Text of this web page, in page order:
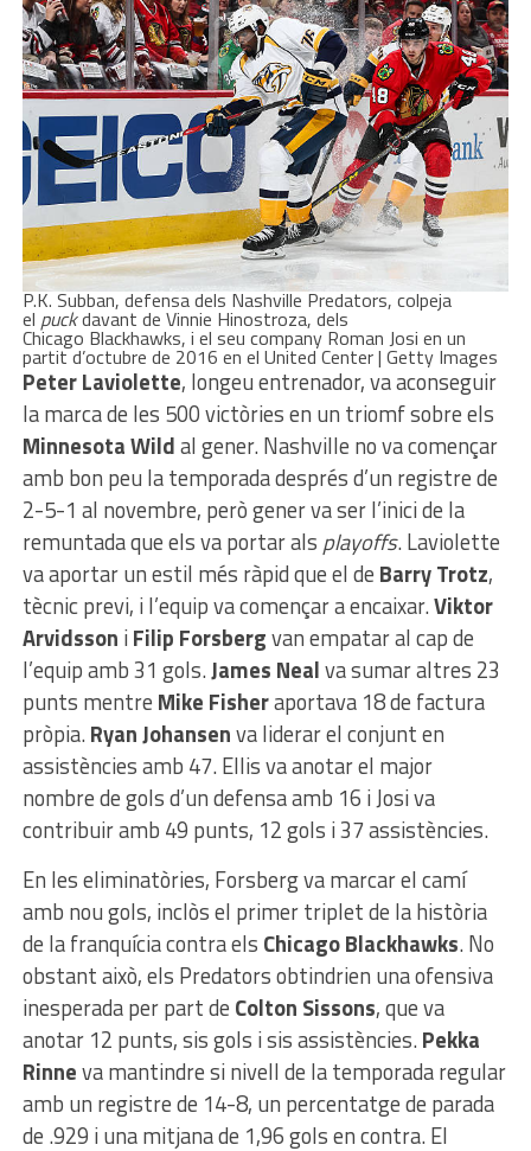
P.K. Subban, defensa dels Nashville Predators, colpeja
el puckdavant de Vinnie Hinostroza, dels
Chicago Blackhawks, i el seu company Roman Josi en un
partit d’octubre de 2016 en el United Center | Getty Images
Peter Laviolette, longeu entrenador, va aconseguir
la marca de les 500 victòries en un triomf sobre els
Minnesota Wildal gener. Nashville no va començar
amb bon peu la temporada després d’un registre de
2-5-1 al novembre, però gener va ser l’inici de la
remuntada que els va portar als playoffs. Laviolette
va aportar un estil més ràpid que el de Barry Trotz,
tècnic previ, i l’equip va començar a encaixar.Viktor
Arvidsson iFilip Forsbergvan empatar al cap de
l’equip amb 31 gols.James Nealva sumar altres 23
punts mentre Mike Fisheraportava 18 de factura
pròpia.Ryan Johansenva liderar el conjunt en
assistències amb 47. Ellis va anotar el major
nombre de gols d’un defensa amb 16 i Josi va
contribuir amb 49 punts, 12 gols i 37 assistències.
En les eliminatòries, Forsberg va marcar el camí
amb nou gols, inclòs el primer triplet de la història
de la franquícia contra els Chicago Blackhawks. No
obstant això, els Predators obtindrien una ofensiva
inesperada per part de Colton Sissons, que va
anotar 12 punts, sis gols i sis assistències.Pekka
Rinneva mantindre si nivell de la temporada regular
amb un registre de 14-8, un percentatge de parada
de .929 i una mitjana de 1,96 gols en contra. El